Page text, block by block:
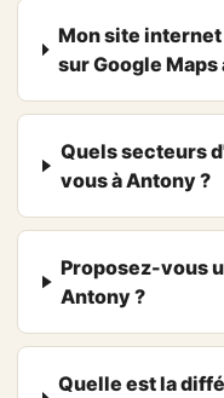
Mon site
sur Google Maps
Quels secteurs
vous à Antony ?
Proposez-vous
Antony ?
Quelle est la